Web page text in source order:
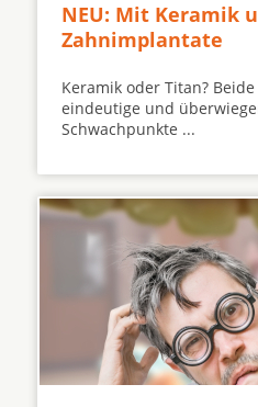
NEU: Mit Keramik
Zahnimplantate
Keramik oder Titan?
eindeutige und
Schwachpunkte ...